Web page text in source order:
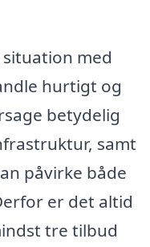
med
hurtigt og
betydelig
samt
påvirke både
er det altid
tre tilbud